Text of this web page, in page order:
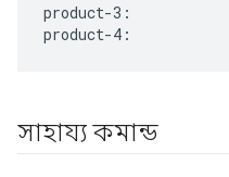
product-3:
সাহায্য কমান্ড